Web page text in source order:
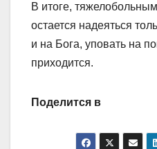
В итоге,
остается надеяться
и на Бога, уповать на
приходится.
Поделится в